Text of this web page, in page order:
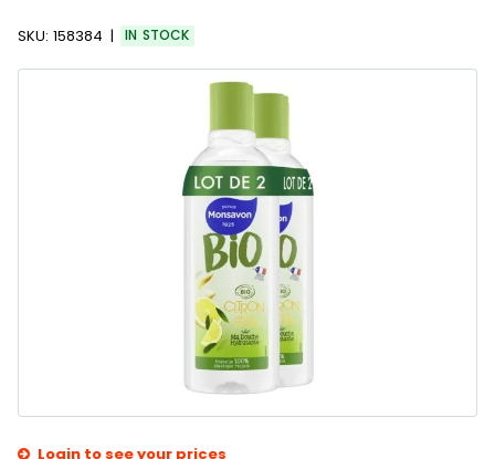
SKU: 158384 IN STOCK
Login to see your prices